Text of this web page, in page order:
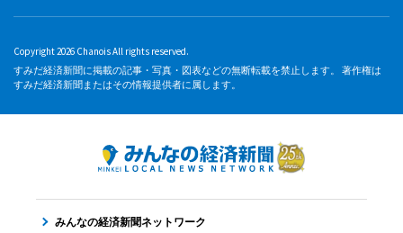
Copyright 2026 Chanois All rights reserved.
すみだ経済新聞に掲載の記事・写真・図表などの無断転載を禁止します。 著作権は
すみだ経済新聞またはその情報提供者に属します。
みんなの経済新聞ネットワーク